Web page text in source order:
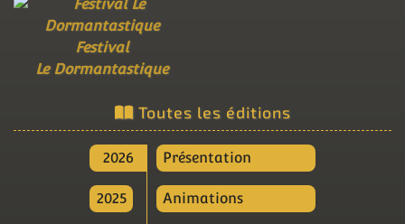
Festival
Le Dormantastique
Toutes les éditions
2026
2025
Présentation
Animations